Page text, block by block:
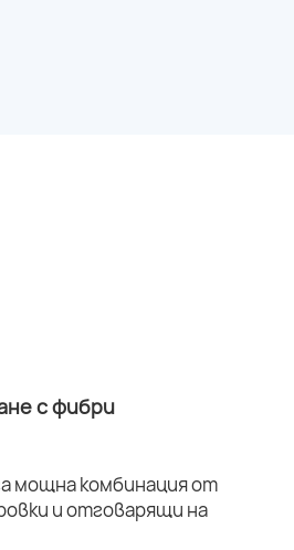
с фибри
мощна комбинация от
и отговарящи на